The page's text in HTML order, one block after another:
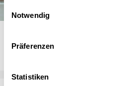
Einwilligungsauswahl
Notwendig
Präferenzen
Statistiken
Ela‘s Modeatelier